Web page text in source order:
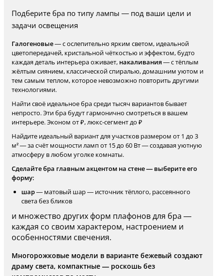
Подберите бра по типу лампы — под ваши цели и
задачи освещения
Галогеновые— с ослепительно ярким светом, идеальной
цветопередачей, кристальной чёткостью и эффектом, будто
каждая деталь интерьера оживает, накаливания— с тёплым
жёлтым сиянием, классической спиралью, домашним уютом и
тем самым теплом, которое невозможно повторить другими
технологиями.
Найти своё идеальное бра среди тысяч вариантов бывает
непросто. Эти бра будут гармонично смотреться в вашем
интерьере. Эконом от ₽, люкс-сегмент до ₽
Найдите идеальный вариант для участков размером от 1 до 3
м² — за счёт мощности ламп от 15 до 60 Вт — создавая уютную
атмосферу в любом уголке комнаты.
Сделайте бра главным акцентом на стене — выберите его
форму:
шар— матовый шар — источник тёплого, рассеянного
света без бликов
и множество других форм плафонов для бра —
каждая со своим характером, настроением и
особенностями свечения.
Многорожковые модели в варианте бежевый создают
драму света, компактные — роскошь без